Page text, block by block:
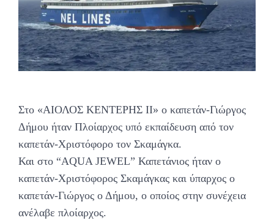
Στο «ΑΙΟΛΟΣ ΚΕΝΤΕΡΗΣ ΙΙ» ο καπετάν-Γιώργος
Δήμου ήταν Πλοίαρχος υπό εκπαίδευση από τον
καπετάν-Χριστόφορο τον Σκαμάγκα.
Και στο “AQUA JEWEL” Καπετάνιος ήταν ο
καπετάν-Χριστόφορος Σκαμάγκας και ύπαρχος ο
καπετάν-Γιώργος ο Δήμου, ο οποίος στην συνέχεια
ανέλαβε πλοίαρχος.